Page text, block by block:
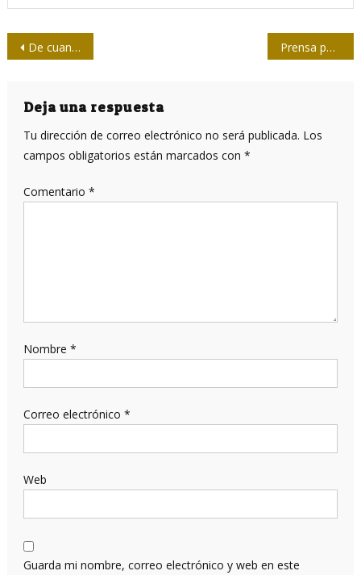
Navegación
entradas
De cuando Amos Tutuola encontró al lector cubano Prensa pública: el desafío de contarlo primero
Deja una respuesta
Tu dirección de correo electrónico no será publicada. Los
campos obligatorios están marcados con *
Comentario *
Nombre *
Correo electrónico *
Web
Guarda mi nombre, correo electrónico y web en este